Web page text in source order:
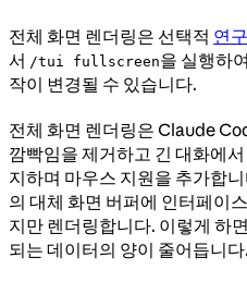
전체 화면 렌더링은 선택적 연
서 /tui fullscreen을 실행하
작이 변경될 수 있습니다.
전체 화면 렌더링은 Claude
깜빡임을 제거하고 긴 대화에
지하며 마우스 지원을 추가합
의 대체 화면 버퍼에 인터페이
지만 렌더링합니다. 이렇게 하
되는 데이터의 양이 줄어듭니다.